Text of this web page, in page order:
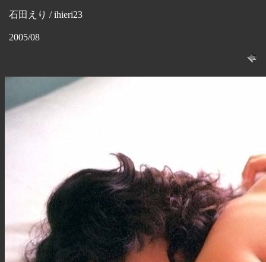
石田えり / ihieri23
2005/08